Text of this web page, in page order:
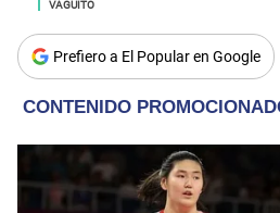
Prefiero a El Popular en Google